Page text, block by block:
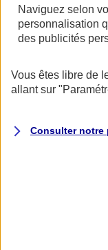
Naviguez selon
personnalisation
des publicités
Vous êtes libre de
allant sur
Consulter notre